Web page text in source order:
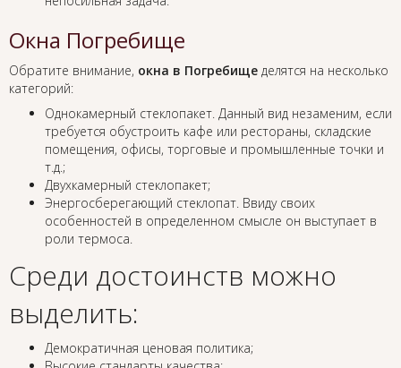
Окна Погребище
Обратите внимание, окна в Погребище делятся на несколько
категорий:
Однокамерный стеклопакет. Данный вид незаменим, если
требуется обустроить кафе или рестораны, складские
помещения, офисы, торговые и промышленные точки и
т.д.;
Двухкамерный стеклопакет;
Энергосберегающий стеклопат. Ввиду своих
особенностей в определенном смысле он выступает в
роли термоса.
Среди достоинств можно
выделить:
Демократичная ценовая политика;